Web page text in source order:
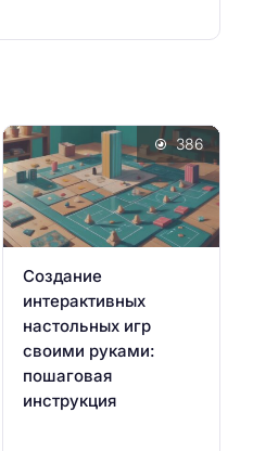
Создание
интерактивных
настольных игр
своими руками:
пошаговая
инструкция
386